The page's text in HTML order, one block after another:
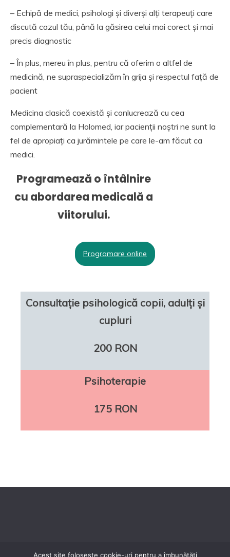
– Echipă de medici, psihologi și diverși alți terapeuți care
discută cazul tău, până la găsirea celui mai corect și mai
precis diagnostic
– În plus, mereu în plus, pentru că oferim o altfel de
medicină, ne supraspecializăm în grija și respectul față de
pacient
​Medicina clasică coexistă și conlucrează cu cea
complementară la Holomed, iar pacienții noștri ne sunt la
fel de apropiați ca jurămintele pe care le-am făcut ca
medici.
Programează o întâlnire
cu abordarea medicală a
viitorului.
Programare online
Consultație psihologică copii, adulți și
cupluri
200 RON
Psihoterapie
175 RON
Acest site folosește cookie-uri pentru a îmbunătăți